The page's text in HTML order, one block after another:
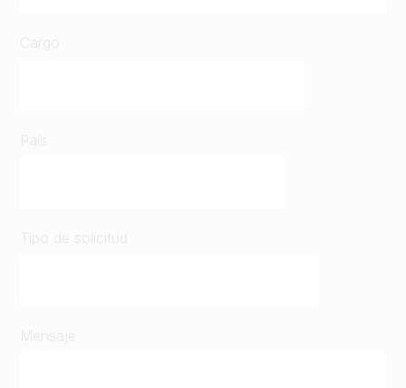
Cargo
País
Tipo de solicitud
Mensaje